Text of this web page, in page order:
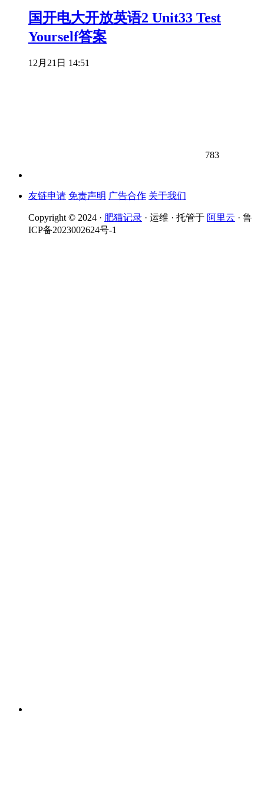
国开电大开放英语2 Unit33 Test
Yourself答案
12月21日 14:51
783
友链申请 免责声明 广告合作 关于我们
Copyright © 2024 · 肥猫记录 · 运维 · 托管于 阿里云 · 鲁
ICP备2023002624号-1